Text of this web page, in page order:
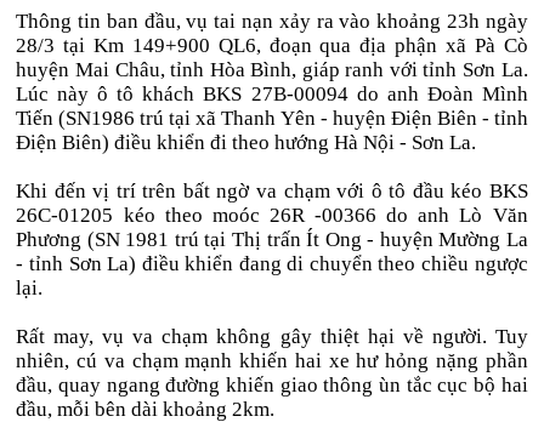
Thông tin ban đầu, vụ tai nạn xảy ra vào khoảng 23h ngày
28/3 tại Km 149+900 QL6, đoạn qua địa phận xã Pà Cò
huyện Mai Châu, tỉnh Hòa Bình, giáp ranh với tỉnh Sơn La.
Lúc này ô tô khách BKS 27B-00094 do anh Đoàn Mình
Tiến (SN1986 trú tại xã Thanh Yên - huyện Điện Biên - tỉnh
Điện Biên) điều khiển đi theo hướng Hà Nội - Sơn La.
Khi đến vị trí trên bất ngờ va chạm với ô tô đầu kéo BKS
26C-01205 kéo theo moóc 26R -00366 do anh Lò Văn
Phương (SN 1981 trú tại Thị trấn Ít Ong - huyện Mường La
- tỉnh Sơn La) điều khiển đang di chuyển theo chiều ngược
lại.
Rất may, vụ va chạm không gây thiệt hại về người. Tuy
nhiên, cú va chạm mạnh khiến hai xe hư hỏng nặng phần
đầu, quay ngang đường khiến giao thông ùn tắc cục bộ hai
đầu, mỗi bên dài khoảng 2km.